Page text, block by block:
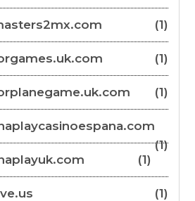
(1)
(1)
(1)
(1)
(1)
(1)